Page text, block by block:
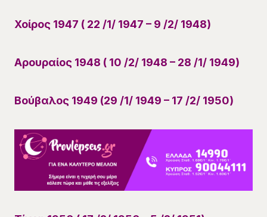
Χοίρος 1947 ( 22 /1/ 1947 – 9 /2/ 1948)
Αρουραίος 1948 ( 10 /2/ 1948 – 28 /1/ 1949)
Βούβαλος 1949 (29 /1/ 1949 – 17 /2/ 1950)